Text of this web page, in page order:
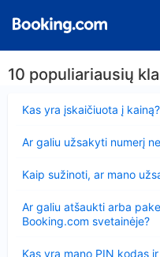
10 populiariausių
Kas yra įskaičiuota į kainą?
Ar galiu užsakyti numerį
Kaip sužinoti, ar mano
Ar galiu atšaukti arba
Booking.com svetainėje?
Kas yra mano PIN kodas